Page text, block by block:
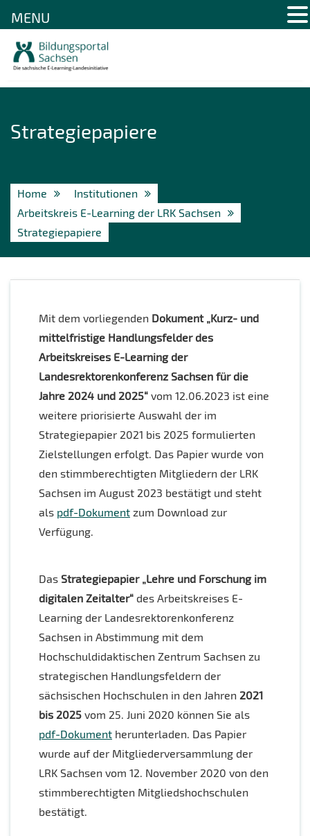
Strategiepapiere
Home
Institutionen
Arbeitskreis E-Learning der LRK Sachsen
Strategiepapiere
Mit dem vorliegenden Dokument „Kurz- und
mittelfristige Handlungsfelder des
Arbeitskreises E-Learning der
Landesrektorenkonferenz Sachsen für die
Jahre 2024 und 2025“ vom 12.06.2023 ist eine
weitere priorisierte Auswahl der im
Strategiepapier 2021 bis 2025 formulierten
Zielstellungen erfolgt. Das Papier wurde von
den stimmberechtigten Mitgliedern der LRK
Sachsen im August 2023 bestätigt und steht
als pdf-Dokument zum Download zur
Verfügung.
Das Strategiepapier „Lehre und Forschung im
digitalen Zeitalter“ des Arbeitskreises E-
Learning der Landesrektorenkonferenz
Sachsen in Abstimmung mit dem
Hochschuldidaktischen Zentrum Sachsen zu
strategischen Handlungsfeldern der
sächsischen Hochschulen in den Jahren 2021
bis 2025 vom 25. Juni 2020 können Sie als
pdf-Dokument herunterladen. Das Papier
wurde auf der Mitgliederversammlung der
LRK Sachsen vom 12. November 2020 von den
stimmberechtigten Mitgliedshochschulen
bestätigt.
MENU